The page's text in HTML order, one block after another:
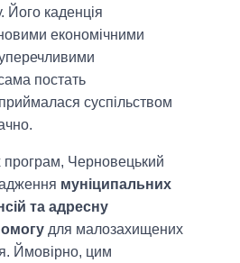
Його каденція
економічними
постать
суспільством
програм, Черновецький
муніципальних
та адресну
для малозахищених
Ймовірно, цим